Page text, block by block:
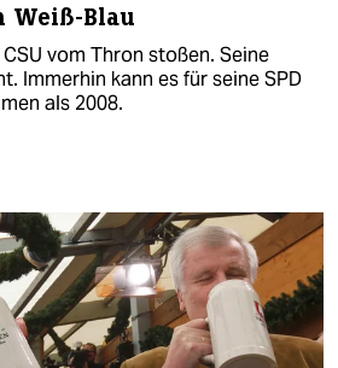
Weiß-Blau
vom Thron stoßen. Seine
Immerhin kann es für seine SPD
als 2008.